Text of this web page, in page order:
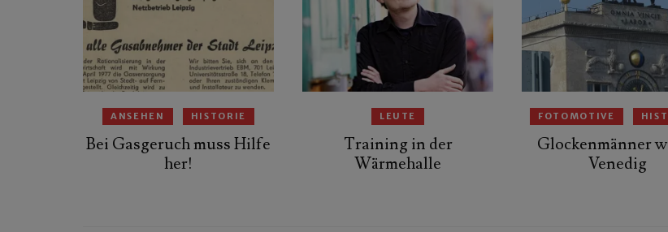
ANSEHEN HISTORIE
Bei Gasgeruch muss Hilfe
her!
LEUTE
Training in der
Wärmehalle
FOTOMOTIVE
Glockenmänner
Venedig